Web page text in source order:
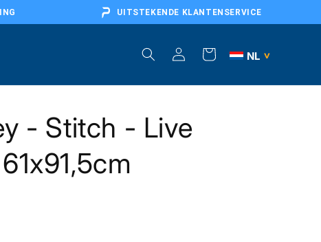
UITSTEKENDE KLANTENSERVICE
Inloggen
Winkelwagen NL >
BE
- Stitch - Live